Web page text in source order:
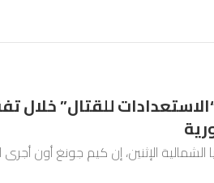
للقتال” خلال
الإثنين، إن كيم جونغ أون أجرى